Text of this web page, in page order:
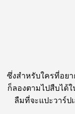
ซึ่งสำหรับใครที่อยา
ก็ลองตามไปสืบได้ใ
ลืมที่จะแปะวาร์ป